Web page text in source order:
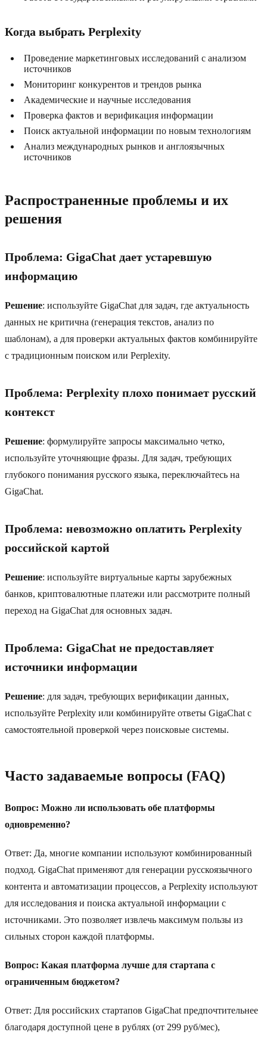
Когда выбрать Perplexity
Проведение маркетинговых исследований с анализом
источников
Мониторинг конкурентов и трендов рынка
Академические и научные исследования
Проверка фактов и верификация информации
Поиск актуальной информации по новым технологиям
Анализ международных рынков и англоязычных
источников
Распространенные проблемы и их
решения
Проблема: GigaChat дает устаревшую
информацию
Решение: используйте GigaChat для задач, где актуальность
данных не критична (генерация текстов, анализ по
шаблонам), а для проверки актуальных фактов комбинируйте
с традиционным поиском или Perplexity.
Проблема: Perplexity плохо понимает русский
контекст
Решение: формулируйте запросы максимально четко,
используйте уточняющие фразы. Для задач, требующих
глубокого понимания русского языка, переключайтесь на
GigaChat.
Проблема: невозможно оплатить Perplexity
российской картой
Решение: используйте виртуальные карты зарубежных
банков, криптовалютные платежи или рассмотрите полный
переход на GigaChat для основных задач.
Проблема: GigaChat не предоставляет
источники информации
Решение: для задач, требующих верификации данных,
используйте Perplexity или комбинируйте ответы GigaChat с
самостоятельной проверкой через поисковые системы.
Часто задаваемые вопросы (FAQ)
Вопрос: Можно ли использовать обе платформы
одновременно?
Ответ: Да, многие компании используют комбинированный
подход. GigaChat применяют для генерации русскоязычного
контента и автоматизации процессов, а Perplexity используют
для исследования и поиска актуальной информации с
источниками. Это позволяет извлечь максимум пользы из
сильных сторон каждой платформы.
Вопрос: Какая платформа лучше для стартапа с
ограниченным бюджетом?
Ответ: Для российских стартапов GigaChat предпочтительнее
благодаря доступной цене в рублях (от 299 руб/мес),